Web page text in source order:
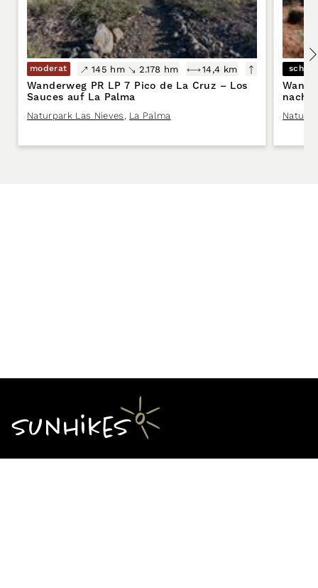
moderat 145 hm 2.178 hm 14,4 km
Wanderweg PR LP 7 Pico de La Cruz – Los
Sauces auf La Palma
Naturpark Las Nieves , La Palma
nach